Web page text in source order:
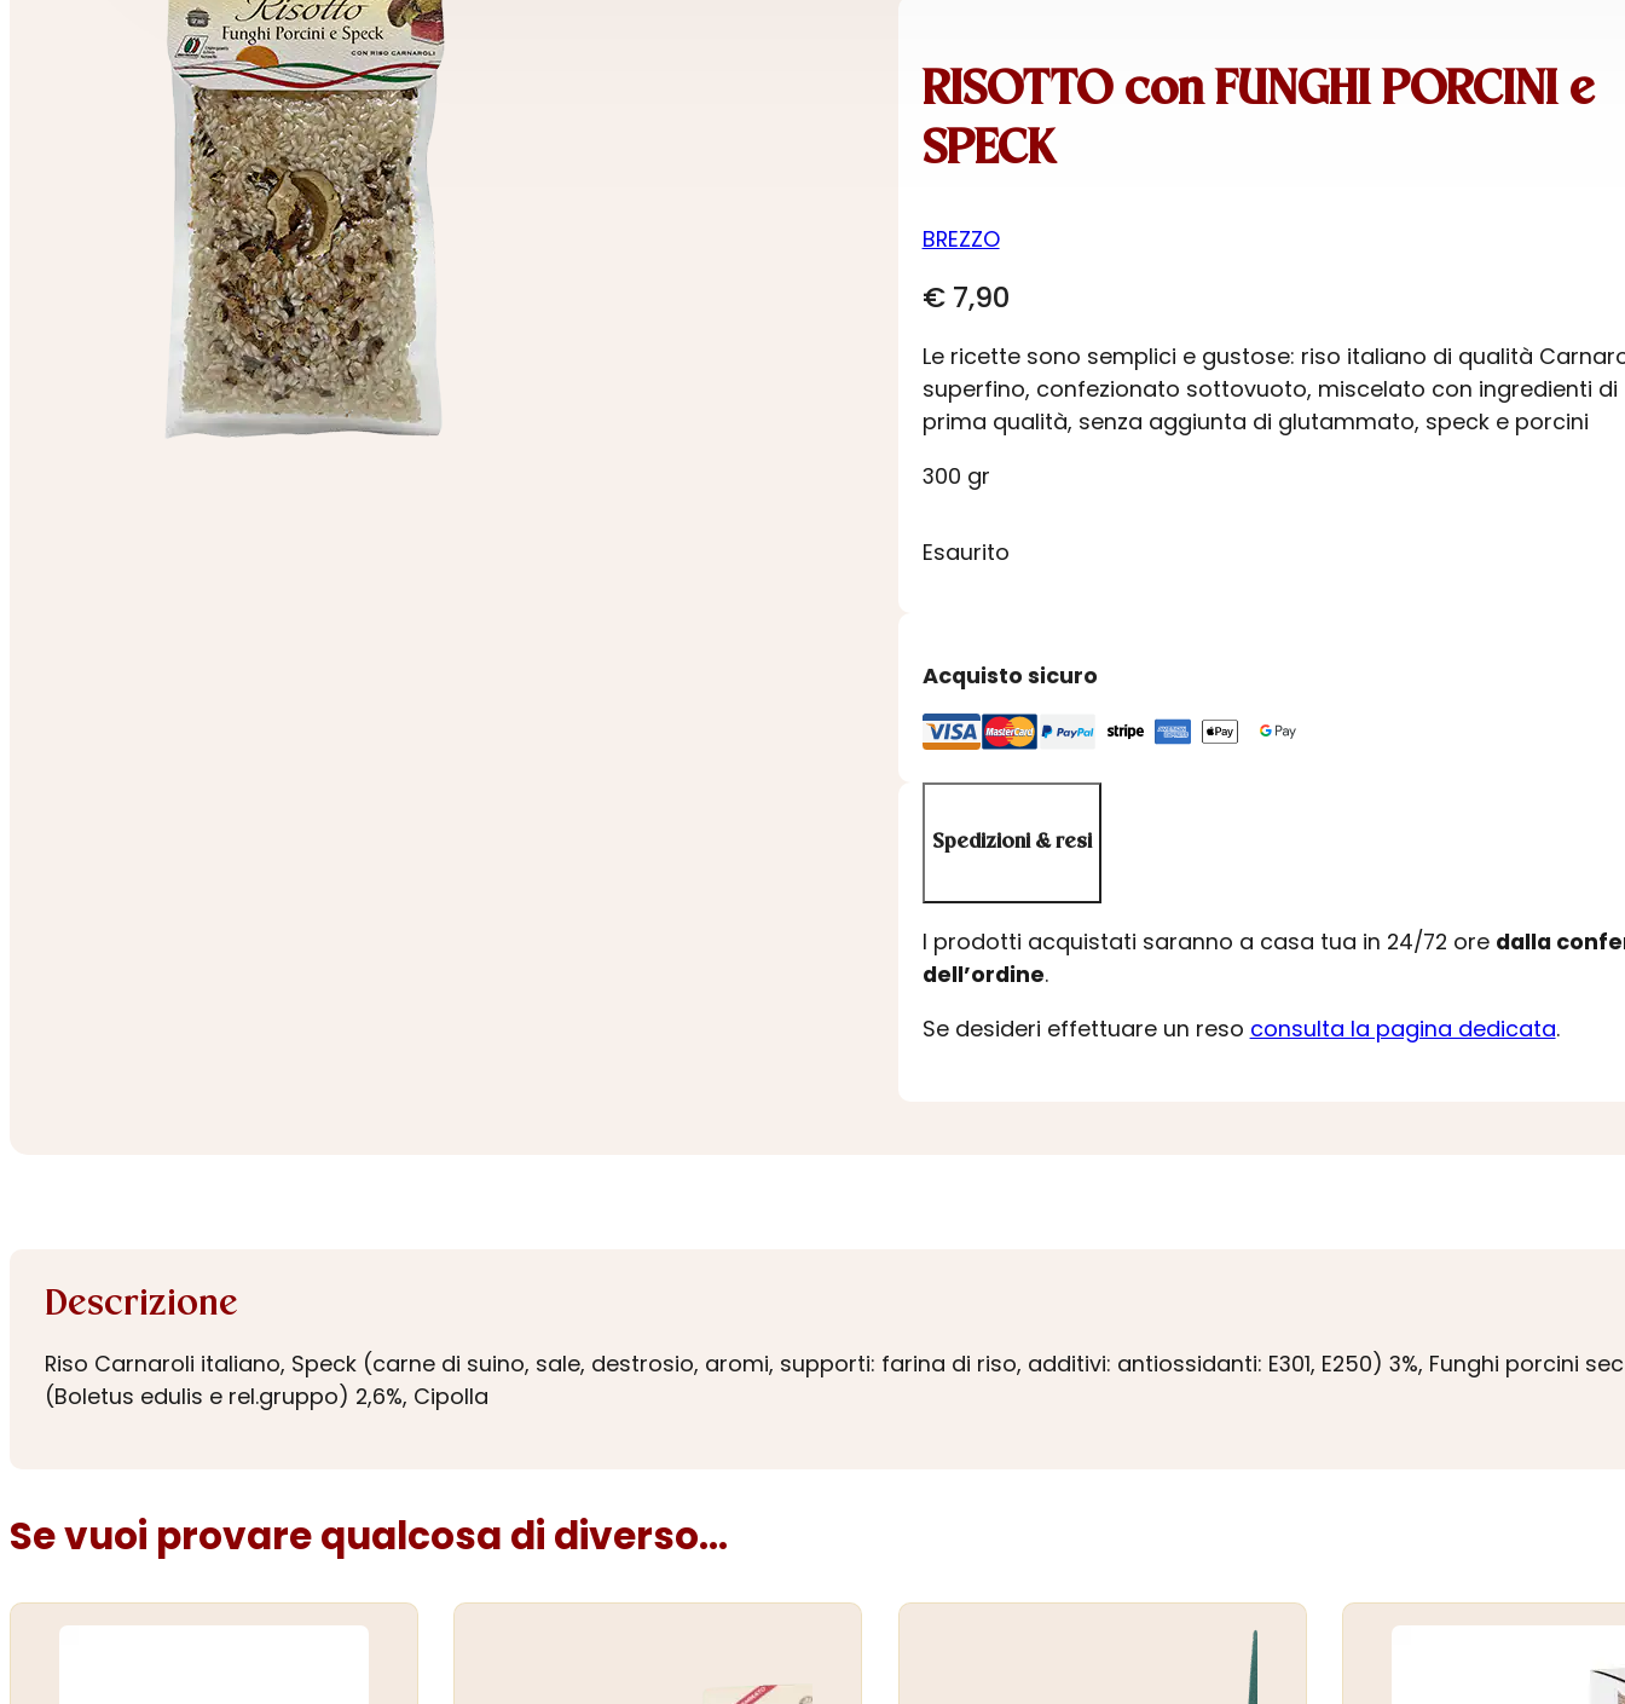
RISOTTO con FUNGHI PORCINI e
SPECK
BREZZO
€7,90
Le ricette sono semplici e gustose: riso italiano di qualità
superfino, confezionato sottovuoto, miscelato con ingredienti di
prima qualità, senza aggiunta di glutammato, speck e porcini
300 gr
Esaurito
Acquisto sicuro
Spedizioni & resi
I prodotti acquistati saranno a casa tua in 24/72 ore dalla
dell’ordine.
Se desideri effettuare un reso consulta la pagina dedicata.
Descrizione
Riso Carnaroli italiano, Speck (carne di suino, sale, destrosio, aromi, supporti: farina di riso, additivi: antiossidanti: E301, E250) 3%, Funghi porcini
(Boletus edulis e rel.gruppo) 2,6%, Cipolla
Se vuoi provare qualcosa di diverso...